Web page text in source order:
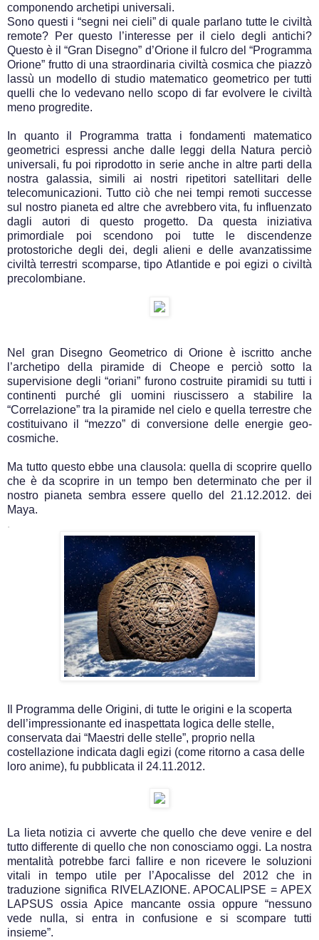
componendo archetipi universali.
Sono questi i “segni nei cieli” di quale parlano tutte le civiltà
remote? Per questo l’interesse per il cielo degli antichi?
Questo è il “Gran Disegno” d’Orione il fulcro del “Programma
Orione” frutto di una straordinaria civiltà cosmica che piazzò
lassù un modello di studio matematico geometrico per tutti
quelli che lo vedevano nello scopo di far evolvere le civiltà
meno progredite.
In quanto il Programma tratta i fondamenti matematico
geometrici espressi anche dalle leggi della Natura perciò
universali, fu poi riprodotto in serie anche in altre parti della
nostra galassia, simili ai nostri ripetitori satellitari delle
telecomunicazioni. Tutto ciò che nei tempi remoti successe
sul nostro pianeta ed altre che avrebbero vita, fu influenzato
dagli autori di questo progetto. Da questa iniziativa
primordiale poi scendono poi tutte le discendenze
protostoriche degli dei, degli alieni e delle avanzatissime
civiltà terrestri scomparse, tipo Atlantide e poi egizi o civiltà
precolombiane.
Nel gran Disegno Geometrico di Orione è iscritto anche
l’archetipo della piramide di Cheope e perciò sotto la
supervisione degli “oriani” furono costruite piramidi su tutti i
continenti purché gli uomini riuscissero a stabilire la
“Correlazione” tra la piramide nel cielo e quella terrestre che
costituivano il “mezzo” di conversione delle energie geo-
cosmiche.
Ma tutto questo ebbe una clausola: quella di scoprire quello
che è da scoprire in un tempo ben determinato che per il
nostro pianeta sembra essere quello del 21.12.2012. dei
Maya.
.
Il Programma delle Origini, di tutte le origini e la scoperta
dell’impressionante ed inaspettata logica delle stelle,
conservata dai “Maestri delle stelle”, proprio nella
costellazione indicata dagli egizi (come ritorno a casa delle
loro anime), fu pubblicata il 24.11.2012.
La lieta notizia ci avverte che quello che deve venire e del
tutto differente di quello che non conosciamo oggi. La nostra
mentalità potrebbe farci fallire e non ricevere le soluzioni
vitali in tempo utile per l’Apocalisse del 2012 che in
traduzione significa RIVELAZIONE. APOCALIPSE = APEX
LAPSUS ossia Apice mancante ossia oppure “nessuno
vede nulla, si entra in confusione e si scompare tutti
insieme”.